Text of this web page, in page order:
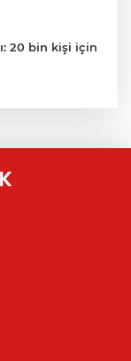
20 bin kişi için
imza
Tilki,